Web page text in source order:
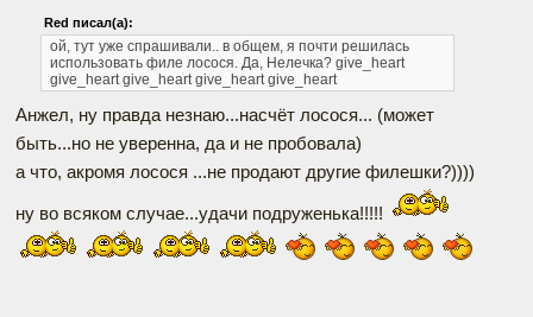
Red писал(а):
ой, тут уже спрашивали.. в общем, я почти решилась
использовать филе лосося. Да, Нелечка? give_heart
give_heart give_heart give_heart give_heart
Анжел, ну правда незнаю...насчёт лосося... (может
быть...но не уверенна, да и не пробовала)
а что, акромя лосося ...не продают другие филешки?))))
ну во всяком случае...удачи подруженька!!!!!